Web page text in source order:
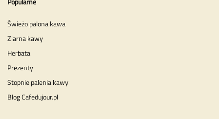
Świeżo palona kawa
Ziarna kawy
Herbata
Prezenty
Stopnie palenia kawy
Blog Cafedujour.pl